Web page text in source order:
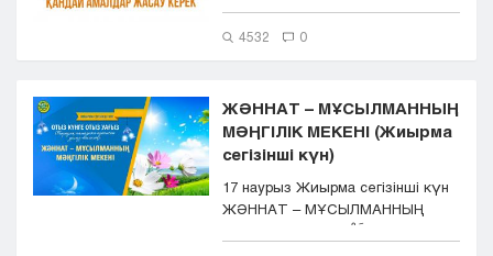
4532 0
ЖӘННАТ – МҰСЫЛМАННЫҢ
МӘҢГІЛІК МЕКЕНІ (Жиырма
сегізінші күн)
17 наурыз Жиырма сегізінші күн
ЖӘННАТ – МҰСЫЛМАННЫҢ